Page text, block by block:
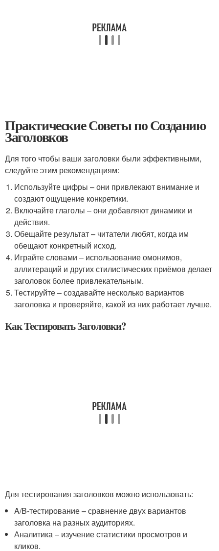
Практические Советы по Созданию
Заголовков
Для того чтобы ваши заголовки были эффективными,
следуйте этим рекомендациям:
Используйте цифры – они привлекают внимание и
создают ощущение конкретики.
Включайте глаголы – они добавляют динамики и
действия.
Обещайте результат – читатели любят, когда им
обещают конкретный исход.
Играйте словами – использование омонимов,
аллитераций и других стилистических приёмов делает
заголовок более привлекательным.
Тестируйте – создавайте несколько вариантов
заголовка и проверяйте, какой из них работает лучше.
Как Тестировать Заголовки?
Для тестирования заголовков можно использовать:
A/B-тестирование – сравнение двух вариантов
заголовка на разных аудиториях.
Аналитика – изучение статистики просмотров и
кликов.